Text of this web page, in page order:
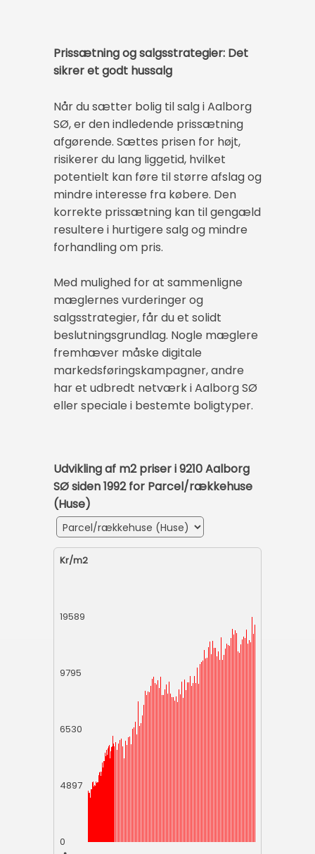
Prissætning og salgsstrategier: Det
sikrer et godt hussalg
Når du sætter bolig til salg i Aalborg
SØ, er den indledende prissætning
afgørende. Sættes prisen for højt,
risikerer du lang liggetid, hvilket
potentielt kan føre til større afslag og
mindre interesse fra købere. Den
korrekte prissætning kan til gengæld
resultere i hurtigere salg og mindre
forhandling om pris.
Med mulighed for at sammenligne
mæglernes vurderinger og
salgsstrategier, får du et solidt
beslutningsgrundlag. Nogle mæglere
fremhæver måske digitale
markedsføringskampagner, andre
har et udbredt netværk i Aalborg SØ
eller speciale i bestemte boligtyper.
Udvikling af m2 priser i 9210 Aalborg
SØ siden 1992 for Parcel/rækkehuse
(Huse)
Kr/m2
19589
9795
6530
4897
0